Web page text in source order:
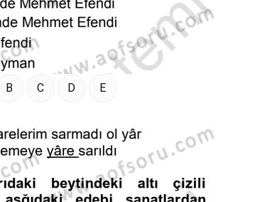
B C D E